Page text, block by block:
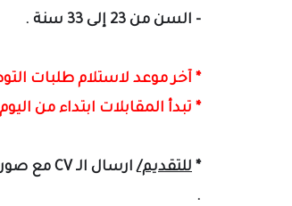
- السن من 23
إلى
* آخر موعد لاستلام طلبات التوظيف
* تبدأ المقابلات ابتداء من
* للتقديم/ارسال الـ CV مع صورة شخصية على صفحة المركز
.